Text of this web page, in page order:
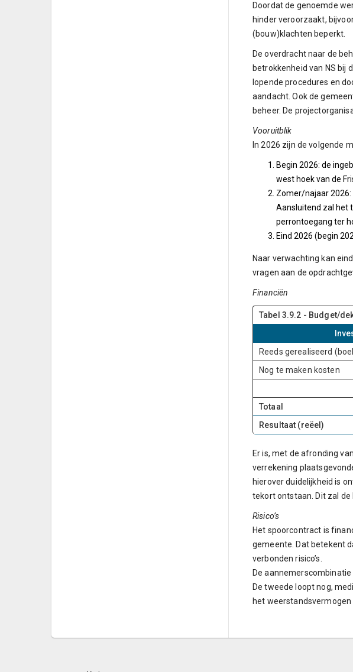
Doordat de genoemde
hinder veroorzaakt,
(bouw)klachten beperkt.
De overdracht naar de
betrokkenheid van NS bij
lopende procedures en
aandacht. Ook de
beheer. De
Vooruitblik
In 2026 zijn de volgende
Begin 2026: de
west hoek van de
Zomer/najaar 2026:
Aansluitend zal het
perrontoegang ter
Eind 2026 (begin
Naar verwachting kan
vragen aan de
Financiën
Tabel 3.9.2 - Budget/
Reeds gerealiseerd
Nog te maken kosten
Totaal
Resultaat (reëel)
Er is, met de afronding
verrekening
hierover duidelijkheid is
tekort ontstaan. Dit zal
Risico’s
Het spoorcontract is
gemeente. Dat betekent
verbonden risico’s.
De
De tweede loopt nog,
het weerstandsvermogen